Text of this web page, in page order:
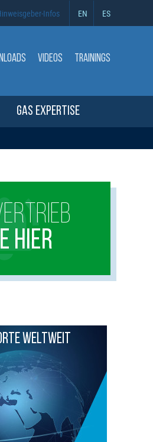
Infos EN ES
VIDEOS TRAININGS
GAS EXPERTISE
HIER
WELTWEIT